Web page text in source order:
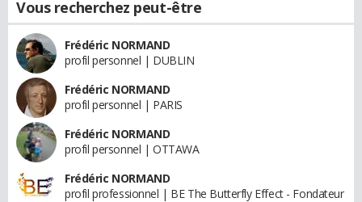
Vous recherchez peut-être
Frédéric NORMAND
profil personnel | DUBLIN
Frédéric NORMAND
profil personnel | PARIS
Frédéric NORMAND
profil personnel | OTTAWA
Frédéric NORMAND
profil professionnel | BE The Butterfly Effect - Fondateur